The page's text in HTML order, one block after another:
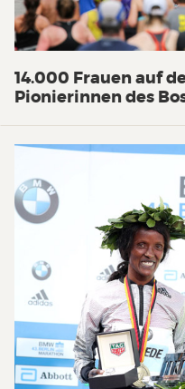
14.000 Frauen auf
Pionierinnen des